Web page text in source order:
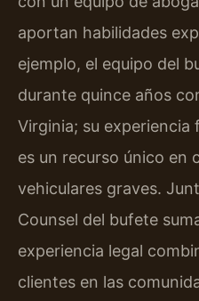
aportan habilidades
ejemplo, el equipo del
durante quince años
Virginia; su
es un recurso único en
vehiculares graves.
Counsel del bufete
experiencia legal
clientes en las